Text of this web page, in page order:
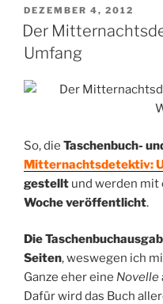
VERÖFFENTLICHT
AM
DEZEMBER 4, 2012
Der
Umfang
So, die Taschenbuch-
Mitternachtsdetektiv:
gestellt und werden mit
Woche veröffentlicht.
Die
Seiten, weswegen ich
Ganze eher eine Novelle
Dafür wird das Buch